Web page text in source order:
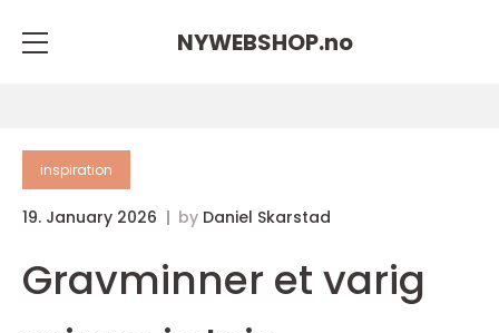
NYWEBSHOP.no
inspiration
19. January 2026 by Daniel Skarstad
Gravminner et varig